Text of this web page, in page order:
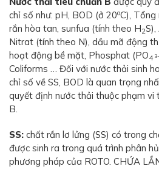
chỉ số như: pH, BOD (ở 20oC), Tổng
rắn hòa tan, sunfua (tính theo H2
Nitrat (tính theo N), dầu mỡ động
hoạt động bề mặt, Phosphat (PO4 3-
Coliforms … Đối với nước thải sinh
chỉ số về SS, BOD là quan trọng
quyết định nước thải thuộc phạm vi
B.
SS: chất rắn lơ lửng (SS) có trong
được sinh ra trong quá trình phân
phương pháp của ROTO. CHỨA